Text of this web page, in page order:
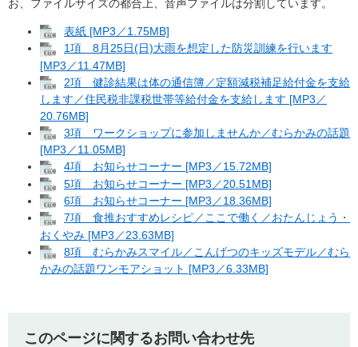
お、ファイルサイズの都合上、音声ファイルは分割しています。
表紙 [MP3／1.75MB]
1項 8月25日(日)大雨を想定した防災訓練を行います
[MP3／11.47MB]
2項 健診結果は体の通信簿／定額減税補足給付金を支給
します／住民税非課税世帯等給付金を支給します [MP3／
20.76MB]
3項 ワークショップに参加しませんか／むらかみの話題
[MP3／11.05MB]
4項 お知らせコーナー [MP3／15.72MB]
5項 お知らせコーナー [MP3／20.51MB]
6項 お知らせコーナー [MP3／18.36MB]
7項 食推おすすめレシピ／ここで働く／おたんじょう・
おくやみ [MP3／23.63MB]
8項 むらかみスマイル／こんげつのキッズモデル／むら
かみの話題ワンモアショット [MP3／6.33MB]
このページに関するお問い合わせ先